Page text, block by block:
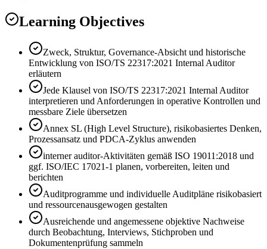
Learning Objectives
Zweck, Struktur, Governance-Absicht und historische
Entwicklung von ISO/TS 22317:2021 Internal Auditor
erläutern
Jede Klausel von ISO/TS 22317:2021 Internal Auditor
interpretieren und Anforderungen in operative Kontrollen und
messbare Ziele übersetzen
Annex SL (High Level Structure), risikobasiertes Denken,
Prozessansatz und PDCA-Zyklus anwenden
interner auditor-Aktivitäten gemäß ISO 19011:2018 und
ggf. ISO/IEC 17021-1 planen, vorbereiten, leiten und
berichten
Auditprogramme und individuelle Auditpläne risikobasiert
und ressourcenausgewogen gestalten
Ausreichende und angemessene objektive Nachweise
durch Beobachtung, Interviews, Stichproben und
Dokumentenprüfung sammeln